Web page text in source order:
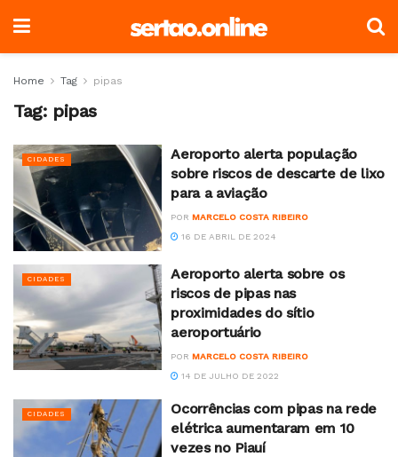
Home Tag pipas
Tag: pipas
CIDADES
Aeroporto alerta população
sobre riscos de descarte de lixo
para a aviação
POR MARCELO COSTA RIBEIRO
16 DE ABRIL DE 2024
CIDADES
Aeroporto alerta sobre os
riscos de pipas nas
proximidades do sítio
aeroportuário
POR MARCELO COSTA RIBEIRO
14 DE JULHO DE 2022
CIDADES
Ocorrências com pipas na rede
elétrica aumentaram em 10
vezes no Piauí